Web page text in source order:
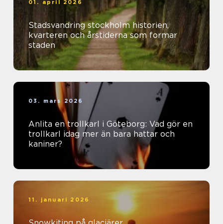
01. april 2026
Stadsvandring stockholm historien,
kvarteren och årstiderna som formar
staden
03. mars 2026
Anlita en trollkarl i Göteborg: Vad gör en
trollkarl idag mer än bara hattar och
kaniner?
11. januari 2026